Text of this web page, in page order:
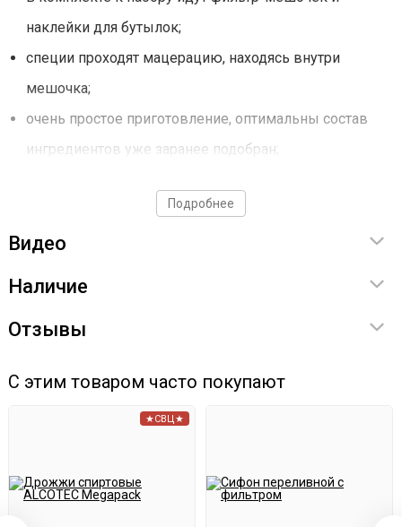
наклейки для бутылок;
специи проходят мацерацию, находясь внутри
мешочка;
очень простое приготовление, оптимальны состав
ингредиентов уже заранее подобран;
контактирующих с окружающей средой. Пригоден
для пищевой промышленности.
Как готовить напиток?
Пересыпаем ингредиенты из набора в в фильтр-
Настаиваем в темном месте 14 дней.
Подробнее
Видео
Наличие
Отзывы
С этим товаром часто покупают
★СВЦ★